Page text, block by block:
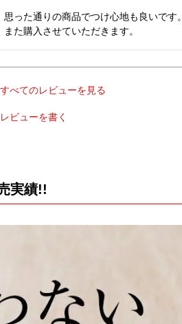
思った通りの商品でつけ心地も良いです。
また購入させていただきます。
すべてのレビューを見る
レビューを書く
実績!!